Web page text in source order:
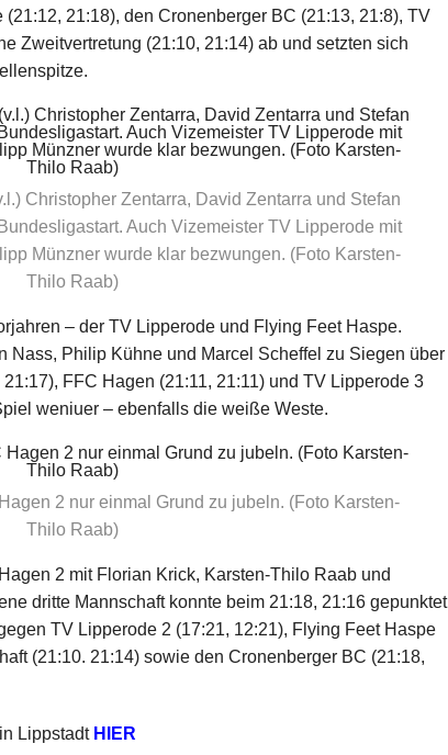
21:18), den Cronenberger BC (21:13, 21:8), TV
Zweitvertretung (21:10, 21:14) ab und setzten sich
Christopher Zentarra, David Zentarra und Stefan
Auch Vizemeister TV Lipperode mit
Münzner wurde klar bezwungen. (Foto Karsten-
Thilo Raab)
– der TV Lipperode und Flying Feet Haspe.
Nass, Philip Kühne und Marcel Scheffel zu Siegen über
FFC Hagen (21:11, 21:11) und TV Lipperode 3
weniuer – ebenfalls die weiße Weste.
2 nur einmal Grund zu jubeln. (Foto Karsten-
Thilo Raab)
2 mit Florian Krick, Karsten-Thilo Raab und
dritte Mannschaft konnte beim 21:18, 21:16 gepunktet
TV Lipperode 2 (17:21, 12:21), Flying Feet Haspe
(21:10. 21:14) sowie den Cronenberger BC (21:18,
Lippstadt HIER